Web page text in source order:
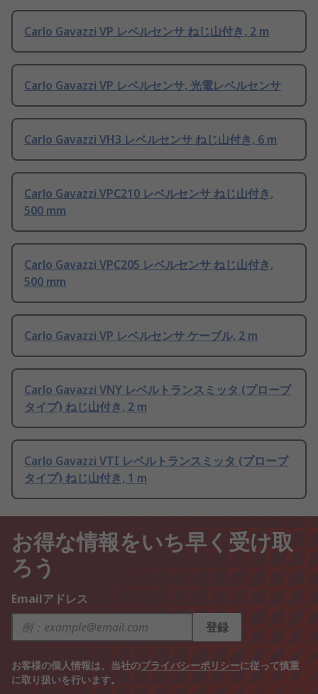
Carlo Gavazzi VP レベルセンサ ねじ山付き, 2 m
Carlo Gavazzi VP レベルセンサ, 光電レベルセンサ
Carlo Gavazzi VH3 レベルセンサ ねじ山付き, 6 m
Carlo Gavazzi VPC210 レベルセンサ ねじ山付き,
500 mm
Carlo Gavazzi VPC205 レベルセンサ ねじ山付き,
500 mm
Carlo Gavazzi VP レベルセンサ ケーブル, 2 m
Carlo Gavazzi VNY レベルトランスミッタ (プローブ
タイプ) ねじ山付き, 2 m
Carlo Gavazzi VTI レベルトランスミッタ (プローブ
タイプ) ねじ山付き, 1 m
お得な情報をいち早く受け取
ろう
Emailアドレス
登録
お客様の個人情報は、当社のプライバシーポリシーに従って慎重
に取り扱いを行います。